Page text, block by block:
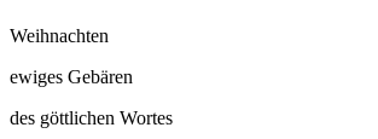
Weihnachten
ewiges Gebären
des göttlichen Wortes